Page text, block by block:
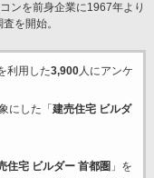
ンを前身企業に1967年より
を開始。
利用した3,900人にアンケ
にした「 建売住宅 ビルダ
住宅 ビルダー 首都圏 」を